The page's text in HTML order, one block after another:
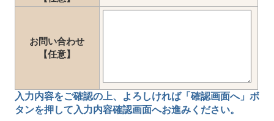
お問い合わせ
【任意】
入力内容をご確認の上、
よろしければ「確認画面へ」ボ
タンを押して 入力内容確認画面へお進みください。